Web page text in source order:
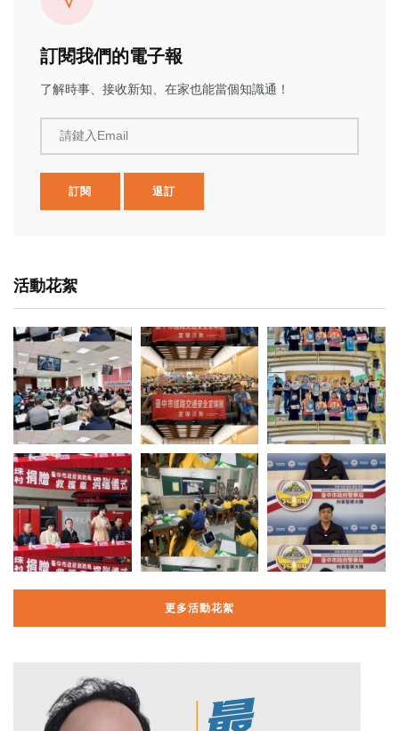
訂閱我們的電子報
了解時事、接收新知、在家也能當個知識通！
請鍵入Email
訂閱 退訂
活動花絮
更多活動花絮